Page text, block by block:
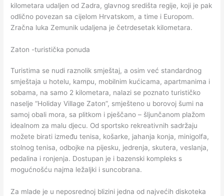
kilometara udaljen od Zadra, glavnog središta regije, koji je pak
odlično povezan sa cijelom Hrvatskom, a time i Europom.
Zračna luka Zemunik udaljena je četrdesetak kilometara.
Zaton -turistička ponuda
Turistima se nudi raznolik smještaj, a osim već standardnog
smještaja u hotelu, kampu, mobilnim kućicama, apartmanima i
sobama, na samo 2 kilometara, nalazi se poznato turističko
naselje “Holiday Village Zaton”, smješteno u borovoj šumi na
samoj obali mora, sa plitkom i pješčano – šljunčanom plažom
idealnom za malu djecu. Od sportsko rekreativnih sadržaju
možete birati između tenisa, košarke, jahanja konja, minigolfa,
stolnog tenisa, odbojke na pijesku, jedrenja, skutera, veslanja,
pedalina i ronjenja. Dostupan je i bazenski kompleks s
mogućnošću najma ležaljki i suncobrana.
Za mlade je u neposrednoj blizini jedna od najvećih diskoteka